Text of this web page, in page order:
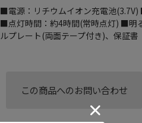
■電源：リチウムイオン充電池
■点灯時間：約4時間(常時点灯) ■明
ルプレート(両面テープ付き)、保証書
この商品へのお問い合わせ